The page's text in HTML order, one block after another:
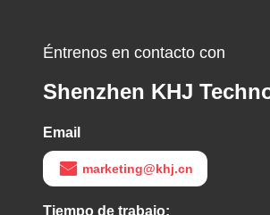
Éntrenos en contacto con
Shenzhen KHJ
Email
marketing@khj.cn
Tiempo de trabajo: